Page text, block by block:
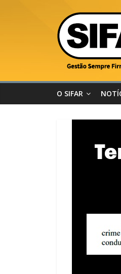
O SIFAR